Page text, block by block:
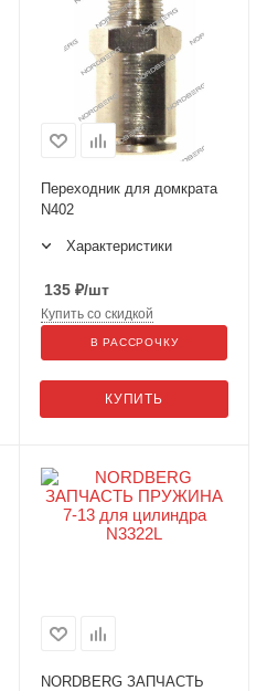
Переходник для домкрата
N402
Характеристики
135 ₽/шт
КУПИТЬ
Купить со скидкой
В РАССРОЧКУ
NORDBERG ЗАПЧАСТЬ